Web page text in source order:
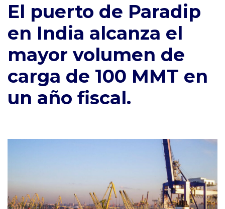
El puerto de Paradip
en India alcanza el
mayor volumen de
carga de 100 MMT en
un año fiscal.